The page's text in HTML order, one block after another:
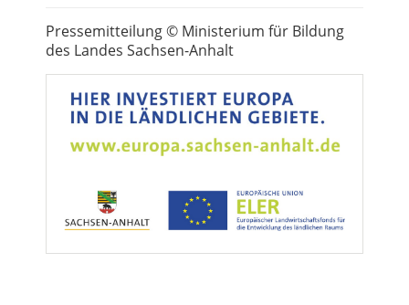
Pressemitteilung © Ministerium für Bildung
des Landes Sachsen-Anhalt